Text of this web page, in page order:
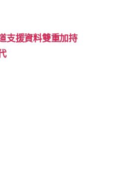
支援資料雙重加持